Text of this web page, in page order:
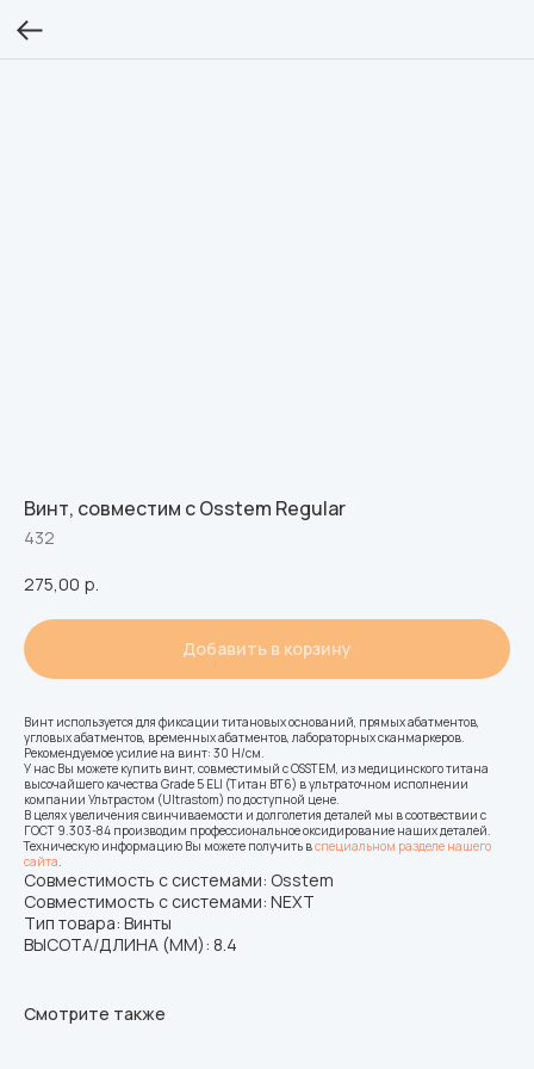
Винт, совместим с Osstem Regular
432
275,00 р.
Добавить в корзину
Винт используется для фиксации титановых оснований, прямых абатментов,
угловых абатментов, временных абатментов, лабораторных сканмаркеров.
Рекомендуемое усилие на винт: 30 H/см.
У нас Вы можете купить винт, совместимый с OSSTEM, из медицинского титана
высочайшего качества Grade 5 ELI (Титан ВТ6) в ультраточном исполнении
компании Ультрастом (Ultrastom) по доступной цене.
В целях увеличения свинчиваемости и долголетия деталей мы в соотвествии с
ГОСТ 9.303-84 производим профессиональное оксидирование наших деталей.
Техническую информацию Вы можете получить вспециальном разделе нашего
сайта.
Совместимость с системами: Osstem
Совместимость с системами: NEXT
Тип товара: Винты
ВЫСОТА/ДЛИНА (ММ): 8.4
Смотрите также